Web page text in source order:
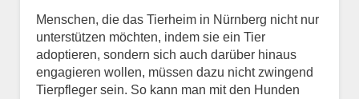
Menschen, die das Tierheim in Nürnberg nicht nur
unterstützen möchten, indem sie ein Tier
adoptieren, sondern sich auch darüber hinaus
engagieren wollen, müssen dazu nicht zwingend
Tierpfleger sein. So kann man mit den Hunden